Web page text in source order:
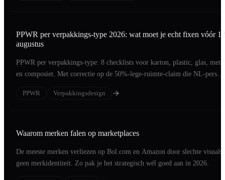
PPWR per verpakkings-type 2026: wat moet je echt fixen vóór 12
augustus
PPWR per verpakkings-type: 8 checklists voor karton, plastic, glas,
en composiet. Met correctie op de 50%-lege-ruimte-claim die NL-pers
PPWR
Verpakkingsdesign
Waarom merken falen op marketplaces
De meeste merken verliezen op Bol.com en Amazon door slechte visuals
geen merkidentiteit. Zo pak je het strategisch wél goed aan in 2026.